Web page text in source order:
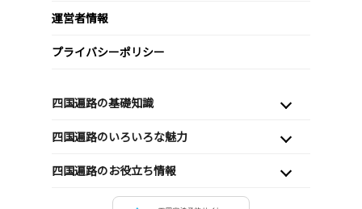
運営者情報
プライバシーポリシー
四国遍路の基礎知識
四国遍路のいろいろな魅力
四国遍路のお役立ち情報